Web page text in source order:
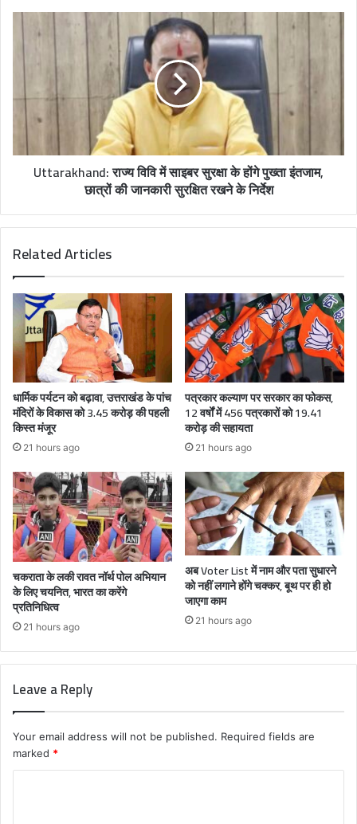
s
Uttarakhand: राज्य विवि में साइबर सुरक्षा के होंगे पुख्ता इंतजाम,
छात्रों की जानकारी सुरक्षित रखने के निर्देश
Related Articles
धार्मिक पर्यटन को बढ़ावा, उत्तराखंड के पांच
मंदिरों के विकास को 3.45 करोड़ की पहली
किस्त मंजूर
21 hours ago
पत्रकार कल्याण पर सरकार का फोकस,
12 वर्षों में 456 पत्रकारों को 19.41
करोड़ की सहायता
21 hours ago
चकराता के लकी रावत नॉर्थ पोल अभियान
के लिए चयनित, भारत का करेंगे
प्रतिनिधित्व
21 hours ago
अब Voter List में नाम और पता सुधारने
को नहीं लगाने होंगे चक्कर, बूथ पर ही हो
जाएगा काम
21 hours ago
Leave a Reply
Your email address will not be published. Required fields are
marked *